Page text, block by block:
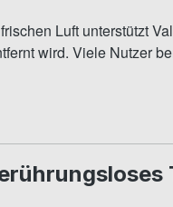
Luft unterstützt
wird. Viele Nutzer